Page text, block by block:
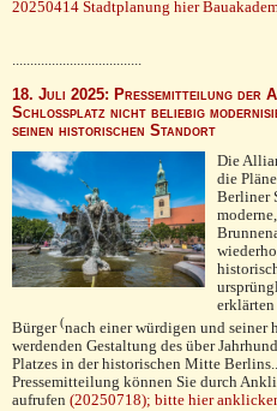
20250414 Stadtplanung hier
....................................
18. Juli 2025: Pressemitteilung der
Schlossplatz nicht beliebig
seinen historischen Standort
Die
die
Berliner
Bürger(nach einer würdigen und seiner
werdenden Gestaltung des über
Platzes in der historischen Mitte
Pressemitteilung können Sie durch
aufrufen (20250718); bitte hier